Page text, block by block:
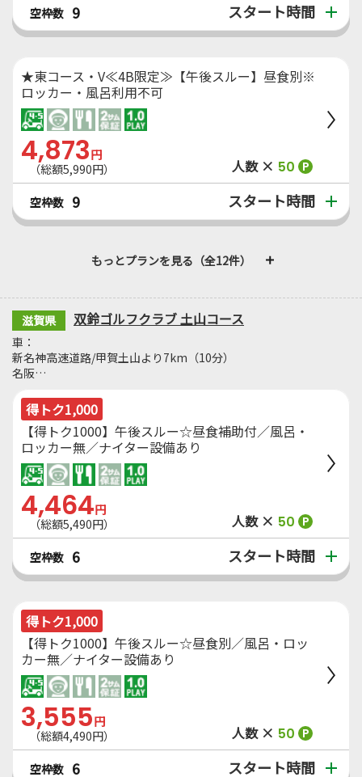
空枠数 9 スタート時間
★東コース・V≪4B限定≫【午後スルー】昼食別※
ロッカー・風呂利用不可
4,873円
（総額5,990円）
人数 × 50 P
空枠数 9 スタート時間
もっとプランを見る（全12件）
滋賀県 双鈴ゴルフクラブ 土山コース
車：
新名神高速道路/甲賀土山より7km（10分）
名阪…
得トク1,000
【得トク1000】午後スルー☆昼食補助付／風呂・
ロッカー無／ナイター設備あり
4,464円
（総額5,490円）
人数 × 50 P
空枠数 6 スタート時間
得トク1,000
【得トク1000】午後スルー☆昼食別／風呂・ロッ
カー無／ナイター設備あり
3,555円
（総額4,490円）
人数 × 50 P
空枠数 6 スタート時間